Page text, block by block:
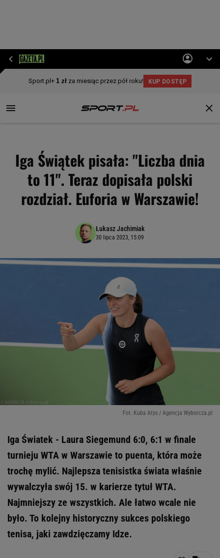
Iga Świątek pisała: "Liczba dnia
to 11". Teraz dopisała polski
rozdział. Euforia w Warszawie!
Łukasz Jachimiak
30 lipca 2023, 15:09
Fot. Kuba Atys / Agencja Wyborcza.pl
Iga Światek - Laura Siegemund 6:0, 6:1 w finale
turnieju WTA w Warszawie to puenta, która może
trochę mylić. Najlepsza tenisistka świata właśnie
wywalczyła swój 15. w karierze tytuł WTA.
Najmniejszy ze wszystkich. Ale łatwo wcale nie
było. To kolejny historyczny sukces polskiego
tenisa, jaki zawdzięczamy Idze.